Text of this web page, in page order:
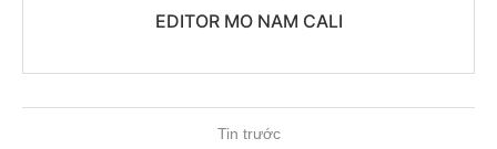
EDITOR MO NAM CALI
Tin trước